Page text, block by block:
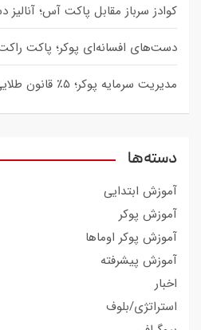
کوادز سرباز مقابل پاکت آس؛
دست‌های افسانه‌ای پوکر؛ پاکت
مدیریت سرمایه پوکر؛ ۵٪ قانون طلایی حرفه‌ای‌ها
دسته‌ها
آموزش ابتدایی
آموزش پوکر
آموزش پوکر اوماها
آموزش پیشرفته
اخبار
استراتژی/بلوف